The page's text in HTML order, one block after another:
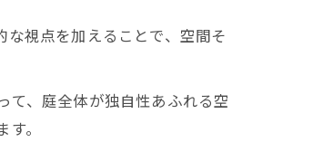
視点を加えることで、空間そ
て、庭全体が独自性あふれる空
。